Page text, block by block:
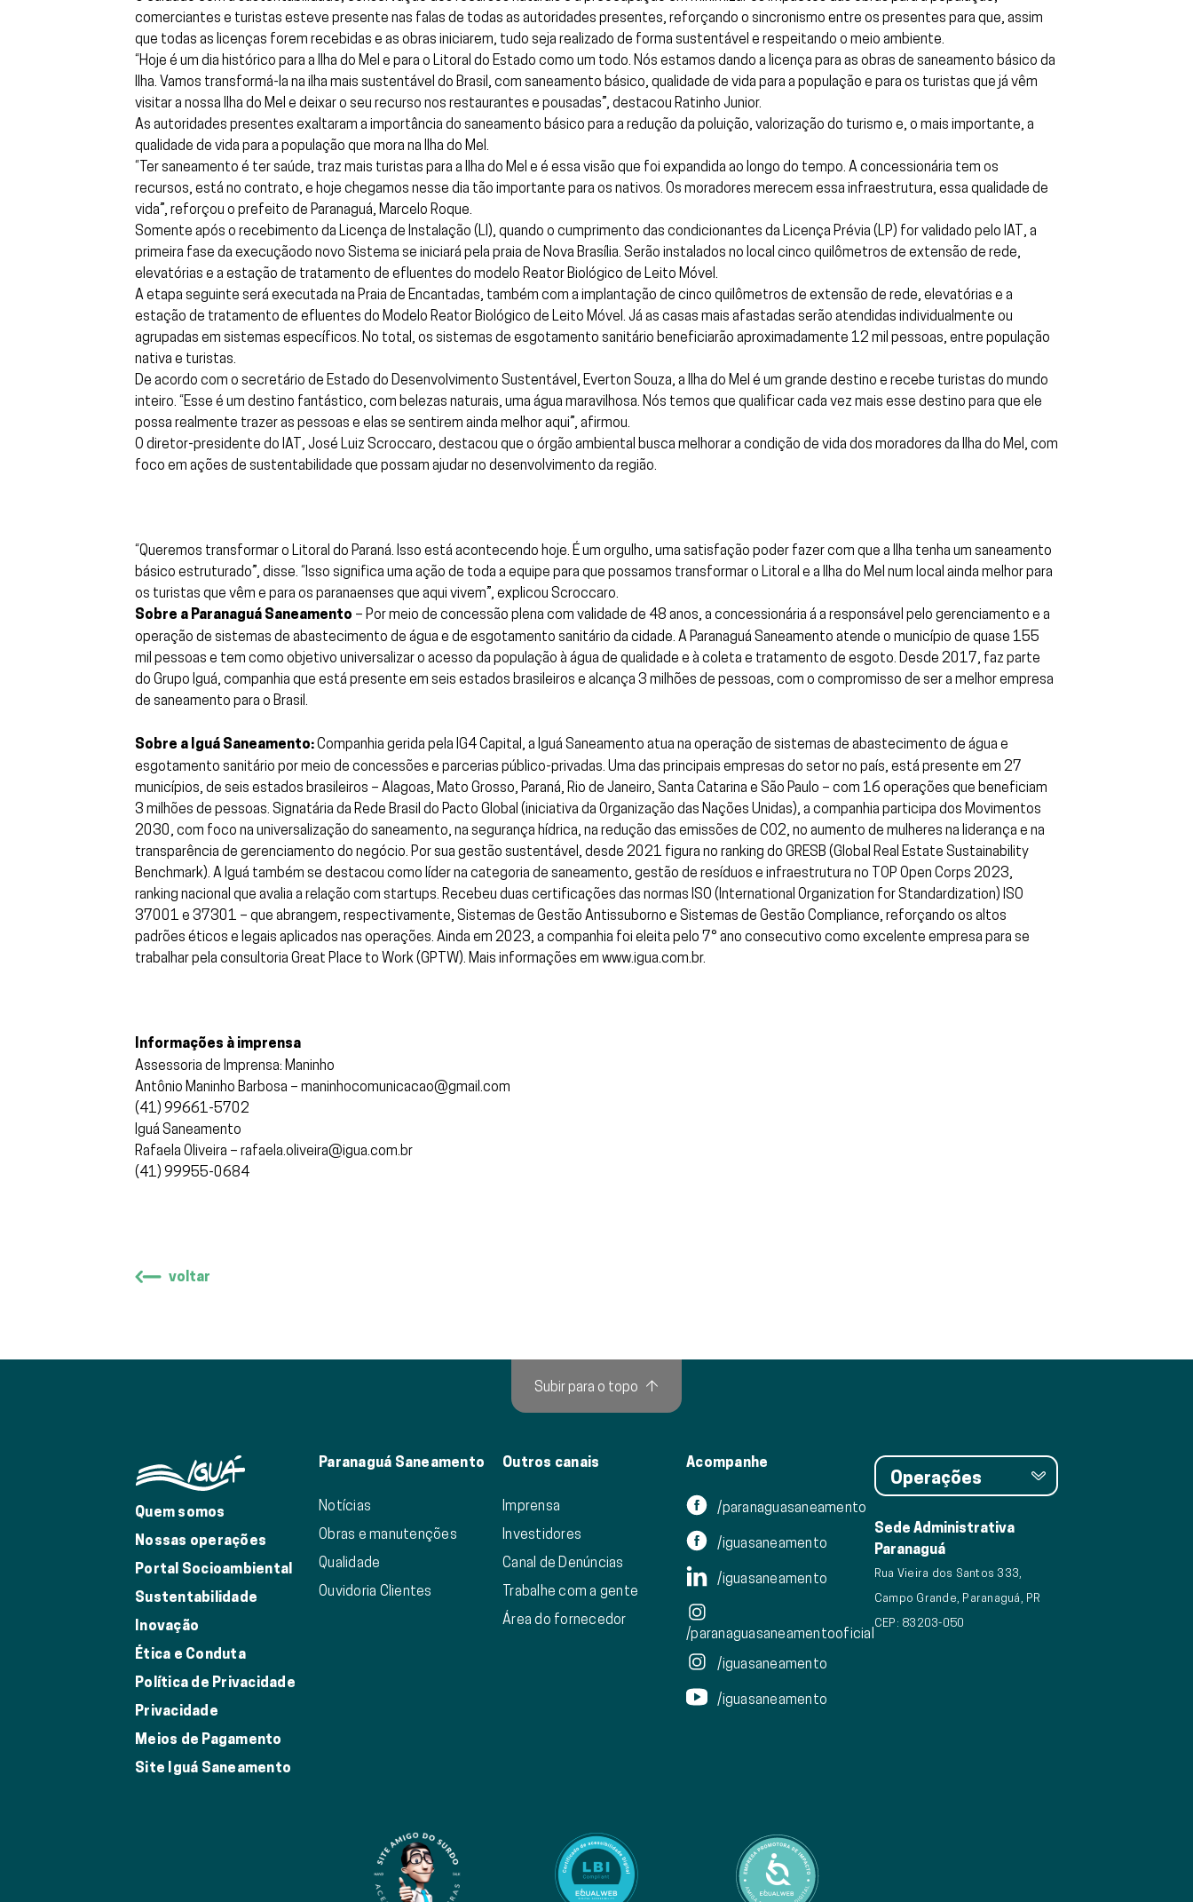
comerciantes e turistas esteve presente nas falas de todas as autoridades presentes, reforçando o sincronismo entre os presentes para que, assim
que todas as licenças forem recebidas e as obras iniciarem, tudo seja realizado de forma sustentável e respeitando o meio ambiente.
“Hoje é um dia histórico para a Ilha do Mel e para o Litoral do Estado como um todo. Nós estamos dando a licença para as obras de saneamento básico da
Ilha. Vamos transformá-la na ilha mais sustentável do Brasil, com saneamento básico, qualidade de vida para a população e para os turistas que já vêm
visitar a nossa Ilha do Mel e deixar o seu recurso nos restaurantes e pousadas”, destacou Ratinho Junior.
As autoridades presentes exaltaram a importância do saneamento básico para a redução da poluição, valorização do turismo e, o mais importante, a
qualidade de vida para a população que mora na Ilha do Mel.
“Ter saneamento é ter saúde, traz mais turistas para a Ilha do Mel e é essa visão que foi expandida ao longo do tempo. A concessionária tem os
recursos, está no contrato, e hoje chegamos nesse dia tão importante para os nativos. Os moradores merecem essa infraestrutura, essa qualidade de
vida”, reforçou o prefeito de Paranaguá, Marcelo Roque.
Somente após o recebimento da Licença de Instalação (LI), quando o cumprimento das condicionantes da Licença Prévia (LP) for validado pelo IAT, a
primeira fase da execuçãodo novo Sistema se iniciará pela praia de Nova Brasília. Serão instalados no local cinco quilômetros de extensão de rede,
elevatórias e a estação de tratamento de efluentes do modelo Reator Biológico de Leito Móvel.
A etapa seguinte será executada na Praia de Encantadas, também com a implantação de cinco quilômetros de extensão de rede, elevatórias e a
estação de tratamento de efluentes do Modelo Reator Biológico de Leito Móvel. Já as casas mais afastadas serão atendidas individualmente ou
agrupadas em sistemas específicos. No total, os sistemas de esgotamento sanitário beneficiarão aproximadamente 12 mil pessoas, entre população
nativa e turistas.
De acordo com o secretário de Estado do Desenvolvimento Sustentável, Everton Souza, a Ilha do Mel é um grande destino e recebe turistas do mundo
inteiro. “Esse é um destino fantástico, com belezas naturais, uma água maravilhosa. Nós temos que qualificar cada vez mais esse destino para que ele
possa realmente trazer as pessoas e elas se sentirem ainda melhor aqui”, afirmou.
O diretor-presidente do IAT, José Luiz Scroccaro, destacou que o órgão ambiental busca melhorar a condição de vida dos moradores da Ilha do Mel, com
foco em ações de sustentabilidade que possam ajudar no desenvolvimento da região.
“Queremos transformar o Litoral do Paraná. Isso está acontecendo hoje. É um orgulho, uma satisfação poder fazer com que a Ilha tenha um saneamento
básico estruturado”, disse. “Isso significa uma ação de toda a equipe para que possamos transformar o Litoral e a Ilha do Mel num local ainda melhor para
os turistas que vêm e para os paranaenses que aqui vivem”, explicou Scroccaro.
Sobre a Paranaguá Saneamento – Por meio de concessão plena com validade de 48 anos, a concessionária á a responsável pelo gerenciamento e a
operação de sistemas de abastecimento de água e de esgotamento sanitário da cidade. A Paranaguá Saneamento atende o município de quase 155
mil pessoas e tem como objetivo universalizar o acesso da população à água de qualidade e à coleta e tratamento de esgoto. Desde 2017, faz parte
do Grupo Iguá, companhia que está presente em seis estados brasileiros e alcança 3 milhões de pessoas, com o compromisso de ser a melhor empresa
de saneamento para o Brasil.
Sobre a Iguá Saneamento:Companhia gerida pela IG4 Capital, a Iguá Saneamento atua na operação de sistemas de abastecimento de água e
esgotamento sanitário por meio de concessões e parcerias público-privadas. Uma das principais empresas do setor no país, está presente em 27
municípios, de seis estados brasileiros – Alagoas, Mato Grosso, Paraná, Rio de Janeiro, Santa Catarina e São Paulo – com 16 operações que beneficiam
3 milhões de pessoas. Signatária da Rede Brasil do Pacto Global (iniciativa da Organização das Nações Unidas), a companhia participa dos Movimentos
2030, com foco na universalização do saneamento, na segurança hídrica, na redução das emissões de CO2, no aumento de mulheres na liderança e na
transparência de gerenciamento do negócio. Por sua gestão sustentável, desde 2021 figura no ranking do GRESB (Global Real Estate Sustainability
Benchmark). A Iguá também se destacou como líder na categoria de saneamento, gestão de resíduos e infraestrutura no TOP Open Corps 2023,
ranking nacional que avalia a relação com startups. Recebeu duas certificações das normas ISO (International Organization for Standardization) ISO
37001 e 37301 – que abrangem, respectivamente, Sistemas de Gestão Antissuborno e Sistemas de Gestão Compliance, reforçando os altos
padrões éticos e legais aplicados nas operações. Ainda em 2023, a companhia foi eleita pelo 7° ano consecutivo como excelente empresa para se
trabalhar pela consultoria Great Place to Work (GPTW). Mais informações em www.igua.com.br.
Informações à imprensa
Assessoria de Imprensa: Maninho
Antônio Maninho Barbosa – maninhocomunicacao@gmail.com
(41) 99661-5702
Iguá Saneamento
Rafaela Oliveira – rafaela.oliveira@igua.com.br
(41) 99955-0684
voltar
Quem somos
Nossas operações
Portal Socioambiental
Sustentabilidade
Inovação
Ética e Conduta
Política de Privacidade
Privacidade
Meios de Pagamento
Site Iguá Saneamento
Paranaguá Saneamento
Notícias
Obras e manutenções
Qualidade
Ouvidoria Clientes
Outros canais
Imprensa
Investidores
Canal de Denúncias
Trabalhe com a gente
Área do fornecedor
Acompanhe
/paranaguasaneamento
/iguasaneamento
/iguasaneamento
/paranaguasaneamentooficial
/iguasaneamento
/iguasaneamento
Operações
Sede Administrativa
Paranaguá
Rua Vieira dos Santos 333,
Campo Grande, Paranaguá, PR
CEP: 83203-050
Subir para o topo ↑